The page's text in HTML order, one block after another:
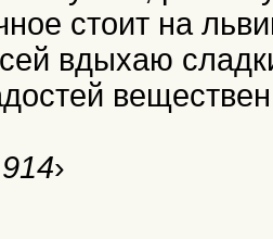
стоит на
вдыхаю
›